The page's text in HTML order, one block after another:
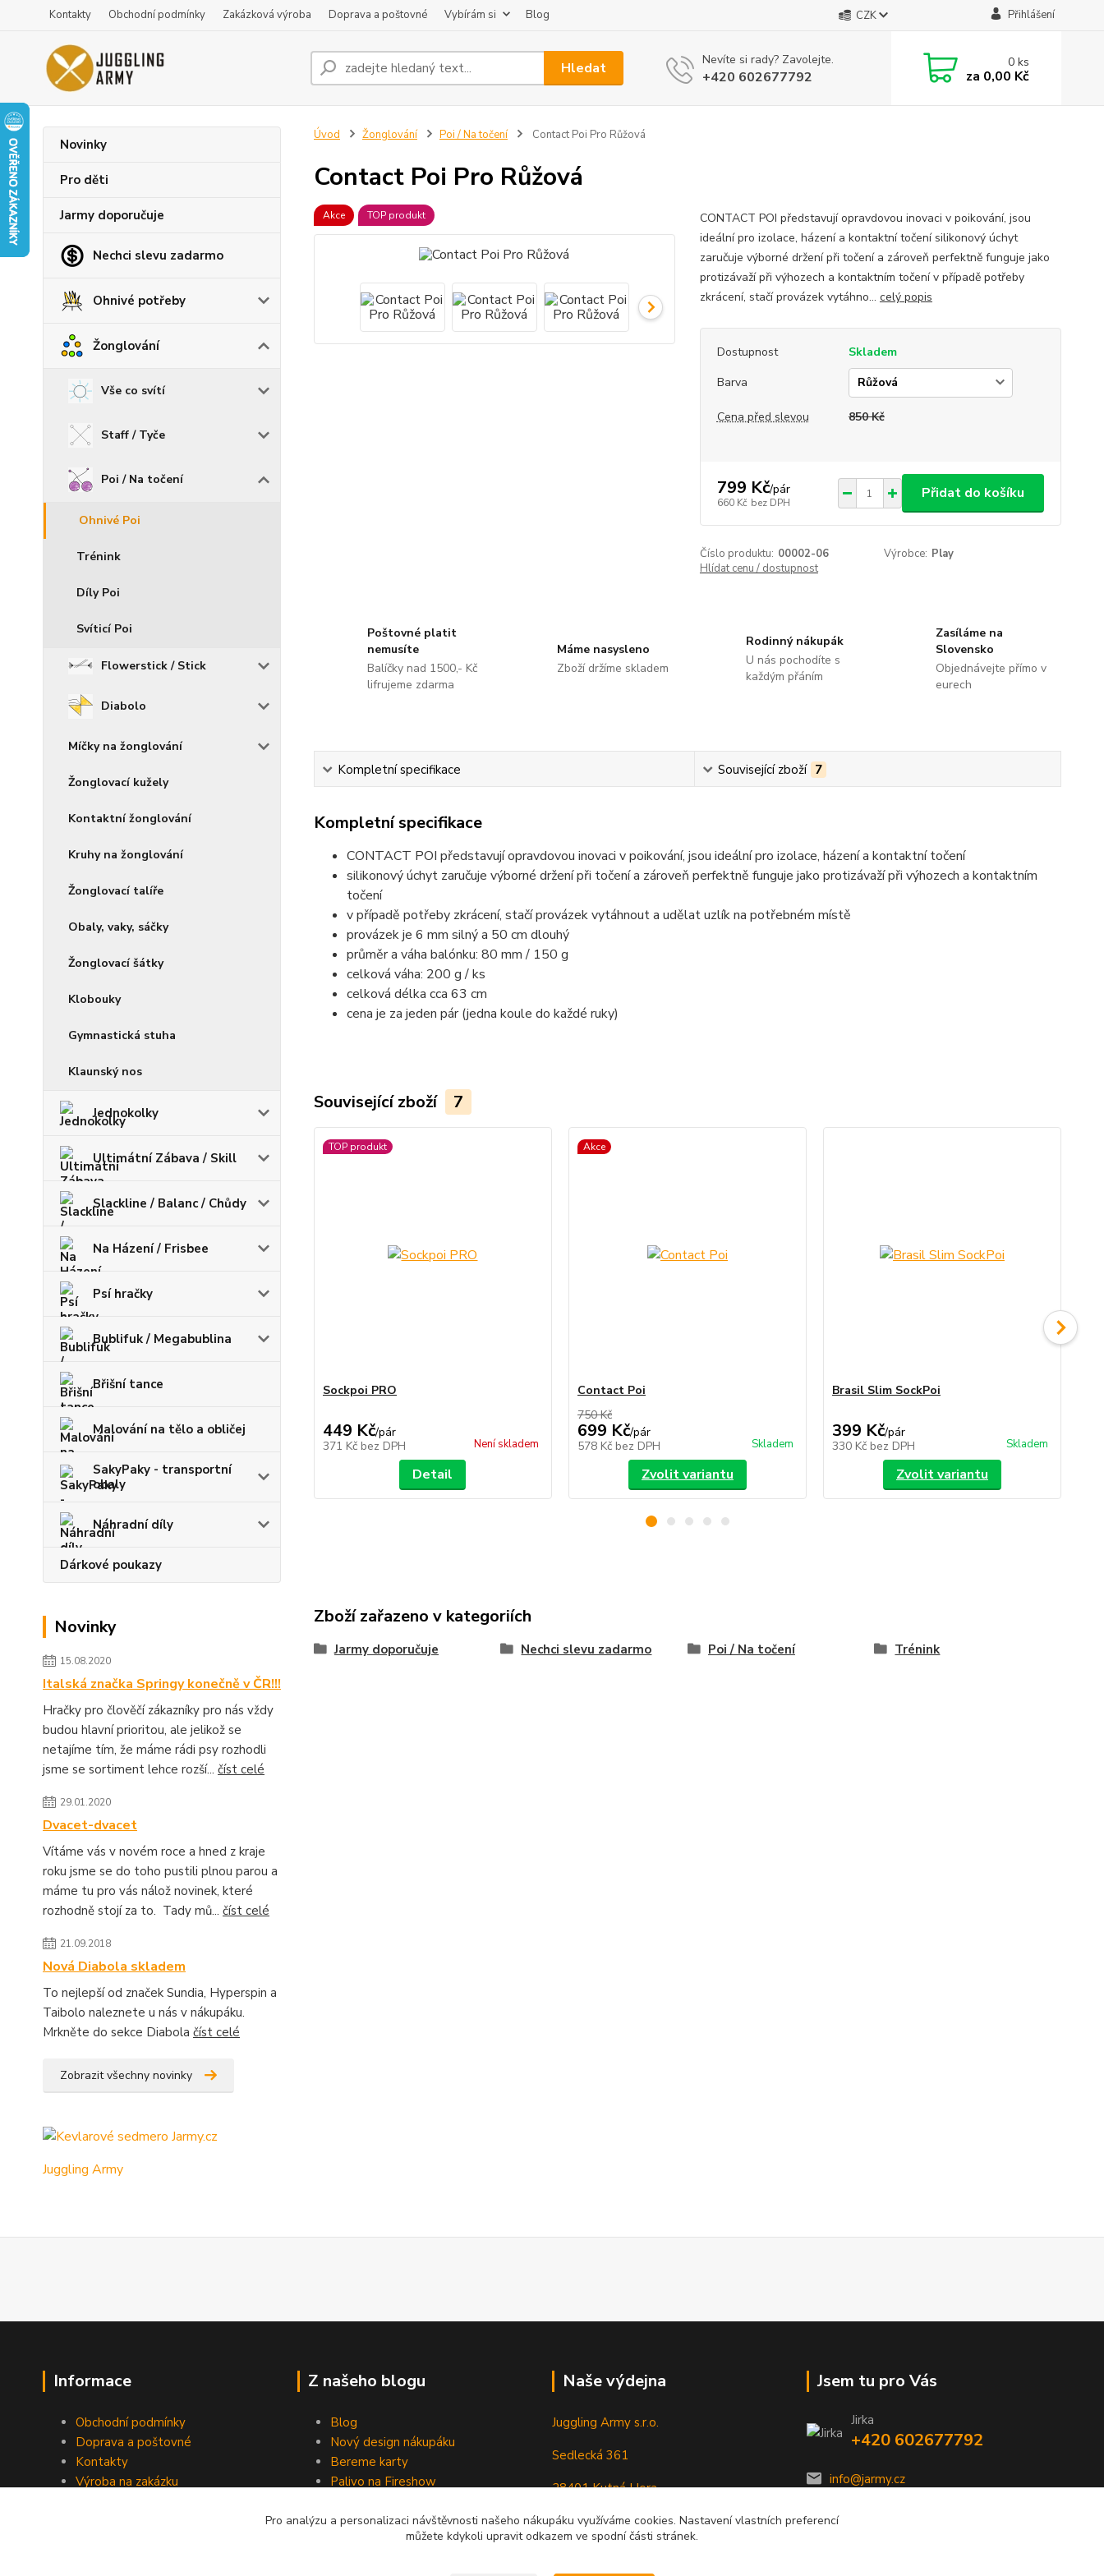
Kontakty Obchodní podmínky Zakázková výroba Doprava a poštovné Vybírám si Blog CZK Přihlášení
Hledat Nevíte si rady? Zavolejte.
+420 602677792
0ks
za 0,00 Kč
Novinky
Pro děti
Jarmy doporučuje
Nechci slevu zadarmo
Ohnivé potřeby
Žonglování
Vše co svítí
Staff / Tyče
Poi / Na točení
Ohnivé Poi
Trénink
Díly Poi
Svíticí Poi
Flowerstick / Stick
Diabolo
Míčky na žonglování
Žonglovací kužely
Kontaktní žonglování
Kruhy na žonglování
Žonglovací talíře
Obaly, vaky, sáčky
Žonglovací šátky
Klobouky
Gymnastická stuha
Klaunský nos
Jednokolky
Ultimátní Zábava / Skill
Slackline / Balanc / Chůdy
Na Házení / Frisbee
Psí hračky
Bublifuk / Megabublina
Břišní tance
Malování na tělo a obličej
SakyPaky - transportní
obaly
Náhradní díly
Dárkové poukazy
Novinky
15.08.2020
Italská značka Springy konečně v ČR!!!
Hračky pro člověčí zákazníky pro nás vždy
budou hlavní prioritou, ale jelikož se
netajíme tím, že máme rádi psy rozhodli
jsme se sortiment lehce rozší... číst celé
29.01.2020
Dvacet-dvacet
Vítáme vás v novém roce a hned z kraje
roku jsme se do toho pustili plnou parou a
máme tu pro vás nálož novinek, které
rozhodně stojí za to. Tady mů... číst celé
21.09.2018
Nová Diabola skladem
To nejlepší od značek Sundia, Hyperspin a
Taibolo naleznete u nás v nákupáku.
Mrkněte do sekce Diabola číst celé
Zobrazit všechny novinky
Juggling Army
Úvod Žonglování Poi / Na točení Contact Poi Pro Růžová
Contact Poi Pro Růžová
Akce TOP produkt
CONTACT POI představují opravdovou inovaci v poikování, jsou
ideální pro izolace, házení a kontaktní točení silikonový úchyt
zaručuje výborné držení při točení a zároveň perfektně funguje jako
protizávaží při výhozech a kontaktním točení v případě potřeby
zkrácení, stačí provázek vytáhno... celý popis
Dostupnost
Skladem
Barva
Cena před slevou 850 Kč
799 Kč/pár
660 Kč bez DPH
Přidat do košíku
Číslo produktu: 00002-06 Výrobce: Play
Hlídat cenu / dostupnost
Poštovné platit
nemusíte
Balíčky nad 1500,- Kč
lifrujeme zdarma
Máme nasysleno
Zboží držíme skladem
Rodinný nákupák
U nás pochodíte s
každým přáním
Zasíláme na
Slovensko
Objednávejte přímo v
eurech
Kompletní specifikace Související zboží 7
Kompletní specifikace
CONTACT POI představují opravdovou inovaci v poikování, jsou ideální pro izolace, házení a kontaktní točení
silikonový úchyt zaručuje výborné držení při točení a zároveň perfektně funguje jako protizávaží při výhozech a kontaktním
točení
v případě potřeby zkrácení, stačí provázek vytáhnout a udělat uzlík na potřebném místě
provázek je 6 mm silný a 50 cm dlouhý
průměr a váha balónku: 80 mm / 150 g
celková váha: 200 g / ks
celková délka cca 63 cm
cena je za jeden pár (jedna koule do každé ruky)
Související zboží 7
TOP produkt
Sockpoi PRO
449 Kč/pár
371 Kč bez DPH Není skladem
Detail
Akce
Contact Poi
750 Kč
699 Kč/pár
578 Kč bez DPH Skladem
Zvolit variantu
Brasil Slim SockPoi
399 Kč/pár
330 Kč bez DPH Skladem
Zvolit variantu
Zboží zařazeno v kategoriích
Jarmy doporučuje Nechci slevu zadarmo Poi / Na točení Trénink
Informace
Obchodní podmínky
Doprava a poštovné
Kontakty
Výroba na zakázku
Z našeho blogu
Blog
Nový design nákupáku
Bereme karty
Palivo na Fireshow
Naše výdejna
Juggling Army s.r.o.
Sedlecká 361
28401 Kutná Hora
Jsem tu pro Vás
Jirka
+420 602677792
info@jarmy.cz
Pro analýzu a personalizaci návštěvnosti našeho nákupáku využíváme cookies. Nastavení vlastních preferencí
můžete kdykoli upravit odkazem ve spodní části stránek.